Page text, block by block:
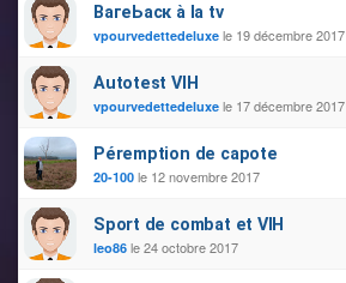
ВагеЬаск à la tv
vpourvedettedeluxe le 19 décembre 2017
Autotest VIH
vpourvedettedeluxe le 17 décembre 2017
Péremption de сароtе
20-100 le 12 novembre 2017
Sport de combat et VIH
leo86 le 24 octobre 2017